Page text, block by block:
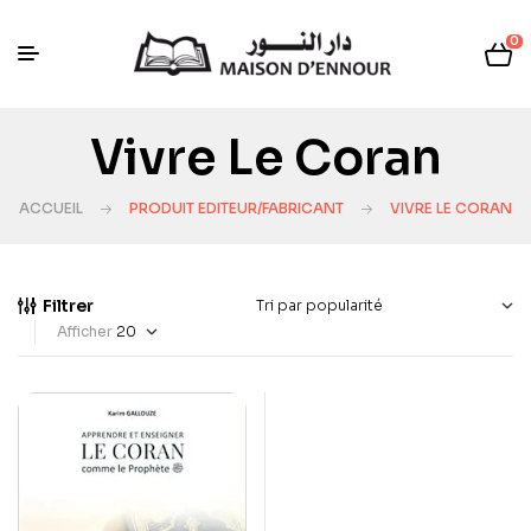
0
Vivre Le Coran
ACCUEIL PRODUIT EDITEUR/FABRICANT VIVRE LE CORAN
Filtrer
Afficher